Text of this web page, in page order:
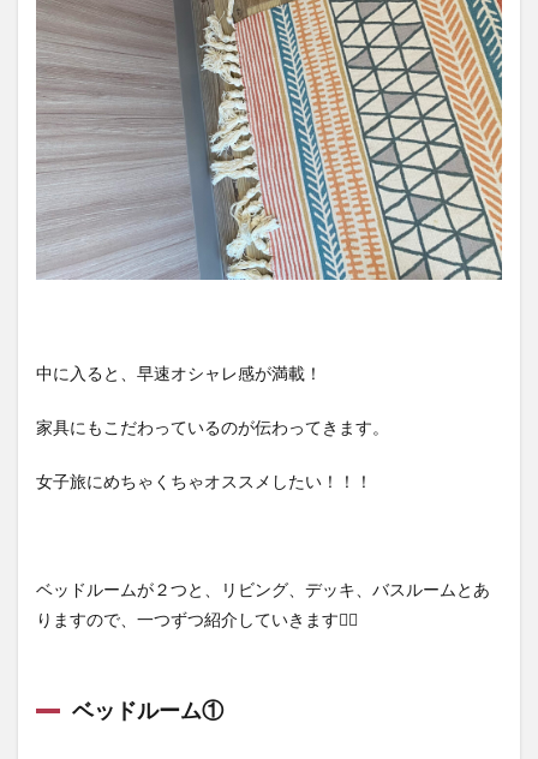
中に入ると、早速オシャレ感が満載！
家具にもこだわっているのが伝わってきます。
女子旅にめちゃくちゃオススメしたい！！！
ベッドルームが２つと、リビング、デッキ、バスルームとあ
りますので、一つずつ紹介していきます💁‍♀️
ベッドルーム①